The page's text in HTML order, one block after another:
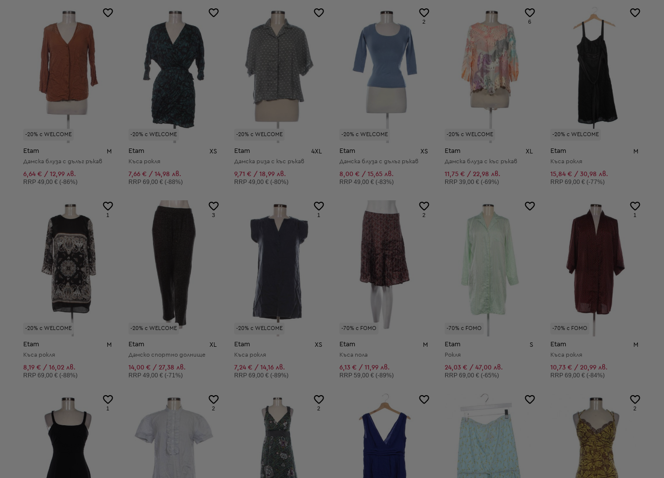
-20% с WELCOME
Etam M
Дамска блуза с дълъг ръкав
6,64 € / 12,99 лв.
Препоръчителна цена:
RRP 49,00 € (-86%)
-20% с WELCOME
Etam XS
Къса рокля
7,66 € / 14,98 лв.
Препоръчителна цена:
RRP69,00 € (-88%)
-20% с WELCOME
Etam 4XL
Дамска риза с къс ръкав
9,71 € / 18,99 лв.
Препоръчителна цена:
RRP 49,00 € (-80%)
-20% с WELCOME
2
Etam XS
Дамска блуза с дълъг ръкав
8,00 € / 15,65 лв.
Препоръчителна цена:
RRP 49,00 € (-83%)
-20% с WELCOME
6
Etam XL
Дамска блуза с къс ръкав
11,75 € / 22,98 лв.
Препоръчителна цена:
RRP39,00 € (-69%)
-20% с WELCOME
Etam M
Къса рокля
15,84 € / 30,98 лв.
Препоръчителна цена:
RRP 69,00 € (-77%)
-20% с WELCOME
1
Etam M
Къса рокля
8,19 € / 16,02 лв.
Препоръчителна цена:
RRP 69,00 € (-88%)
-20% с WELCOME
3
Etam XL
Дамско спортно долнище
14,00 € / 27,38 лв.
Препоръчителна цена:
RRP49,00 € (-71%)
-20% с WELCOME
1
Etam XS
Къса рокля
7,24 € / 14,16 лв.
Препоръчителна цена:
RRP 69,00 € (-89%)
-70% с FOMO
2
Etam M
Къса пола
6,13 € / 11,99 лв.
Препоръчителна цена:
RRP 59,00 € (-89%)
-70% с FOMO
Etam S
Рокля
24,03 € / 47,00 лв.
Препоръчителна цена:
RRP69,00 € (-65%)
-70% с FOMO
1
Etam M
Къса рокля
10,73 € / 20,99 лв.
Препоръчителна цена:
RRP 69,00 € (-84%)
1 2 2 2